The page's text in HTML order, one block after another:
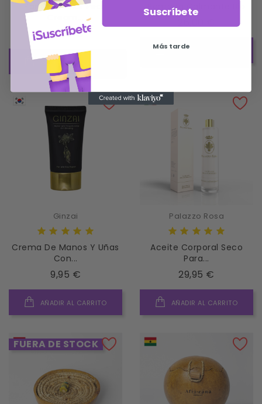
Pantalla Solar Pearl
35,00 €Precio
AÑADIR AL CARRITO
Pomada Calmante Bio
Precio
AÑADIR AL CARRITO
Ginzai
Crema De Manos Y Uñas
Con...
9,95 €
AÑADIR AL CARRITO
Palazzo Rosa
Aceite Corporal Seco
Para...
29,95 €
AÑADIR AL CARRITO
FUERA DE STOCK
Suscríbete
Más tarde